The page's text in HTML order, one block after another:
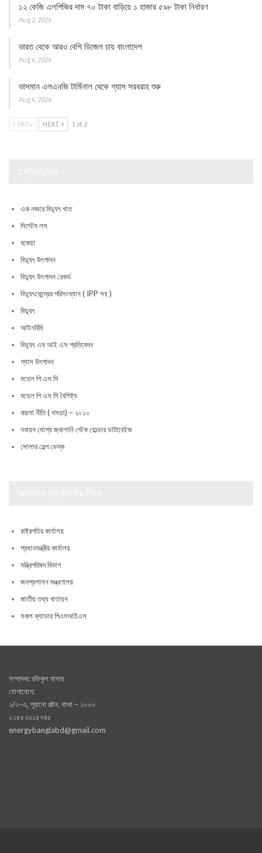
১২ কেজি এলপিজির দাম ৭০ টাকা বাড়িয়ে ১ হাজার ৫৯৮ টাকা নির্ধারণ
Aug 2, 2026
ভারত থেকে আরও বেশি ডিজেল চায় বাংলাদেশ
Aug 6, 2026
ভাসমান এলএনজি টার্মিনাল থেকে গ্যাস সরবরাহ শুরু
Aug 6, 2026
PREV NEXT 1 of 2
এক নজরে বিদ্যুৎ খাত
সিস্টেম লস
বকেয়া
বিদ্যুৎ উৎপাদন
বিদ্যুৎ উৎপাদন রেকর্ড
বিদ্যুৎকেন্দ্রের পরিসংখ্যান ( IPP সহ )
বিদ্যুৎ
আইনবিধি
বিদ্যুৎ এম আই এস প্রতিবেদন
গ্যাস উৎপাদন
মডেল পি এস সি
মডেল পি এস সি বৈশিষ্ট্য
কয়লা নীতি ( খসড়া) – ২০১০
নবায়ন যোগ্য জ্বালানি স্টেক হোল্ডার ডাটাবেইজ
সোলার হেল্প ডেস্ক
রাষ্ট্রপতির কার্যালয়
প্রধানমন্ত্রীর কার্যালয়
মন্ত্রিপরিষদ বিভাগ
জনপ্রশাসন মন্ত্রণালয়
জাতীয় তথ্য বাতায়ন
সকল ক্যাডার পিএমআইএস
সম্পাদক: রফিকুল বাসার
যোগাযোগ:
২/৩-এ, পূরানো পল্টন, থাকা – ১০০০
০১৫৫২৩১৫৭৪৫
energybanglabd@gmail.com